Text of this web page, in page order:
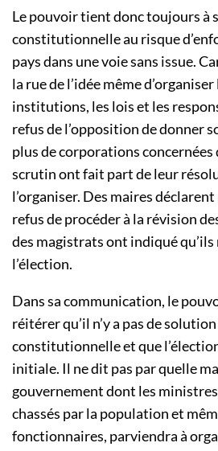
Le pouvoir tient donc toujours à
constitutionnelle au risque
pays dans une voie sans issue.
la rue de l’idée même
institutions, les lois et les
refus de l’opposition de donner
plus de corporations
scrutin ont fait part de leur
l’organiser. Des maires
refus de procéder à la révision
des magistrats ont indiqué
l’élection.
Dans sa communication, le
réitérer qu’il n’y a pas de
constitutionnelle et que
initiale. Il ne dit pas par quelle
gouvernement dont les
chassés par la population et
fonctionnaires, parviendra à